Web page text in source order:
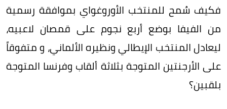
فكيف سُمح للمنتخب الأوروغواي بموافقة رسمية
من الفيفا بوضع أربع نجوم على قمصان لاعبيه،
ليعادل المنتخب الإيطالي ونظيره الألماني، و متفوقاً
على الأرجنتين المتوجة بثلاثة ألقاب وفرنسا المتوجة
بلقبين؟